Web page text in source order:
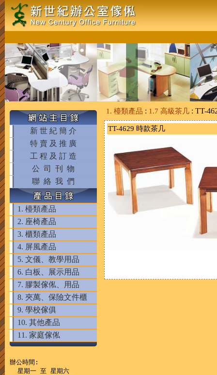
新 世 紀 簡 介
特 賣 及 推 廣
工 程 及 訂 造
公 司 刊 物
聯 絡 我 們
1. 檯類產品
2. 座椅產品
3. 櫃類產品
4. 屏風產品
5. 文儀、教學用品
6. 白板、展示用品
7. 膠製傢俬、用品
8. 夾萬、保險文件櫃
9. 學校傢俱
10. 其他產品
11. 家庭傢俬
辦公時間:
  星期一 至 星期六
1. 檯類產品 : 1.7 高級茶几 : TT-
TT-4629 時款茶几